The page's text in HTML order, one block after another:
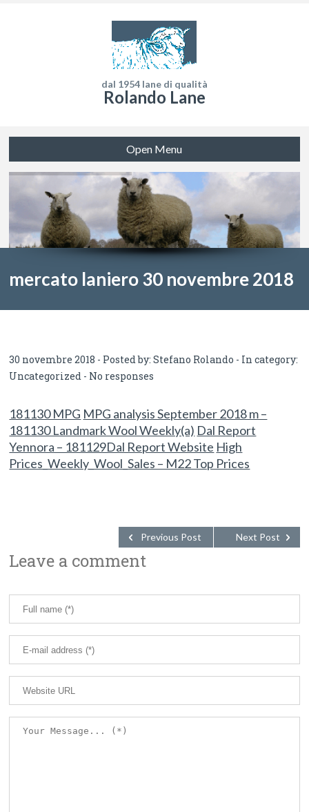
dal 1954 lane di qualità
Rolando Lane
Open Menu
mercato laniero 30 novembre 2018
30 novembre 2018 - Posted by:Stefano Rolando - In category:
Uncategorized - No responses
181130 MPG MPG analysis September 2018 m –
181130 Landmark Wool Weekly(a) Dal Report
Yennora – 181129Dal Report Website High
Prices_Weekly_Wool_Sales – M22 Top Prices
Next Post
Previous Post
Leave a comment